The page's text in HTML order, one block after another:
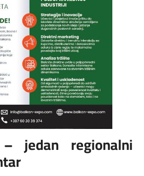
jedan regionalni